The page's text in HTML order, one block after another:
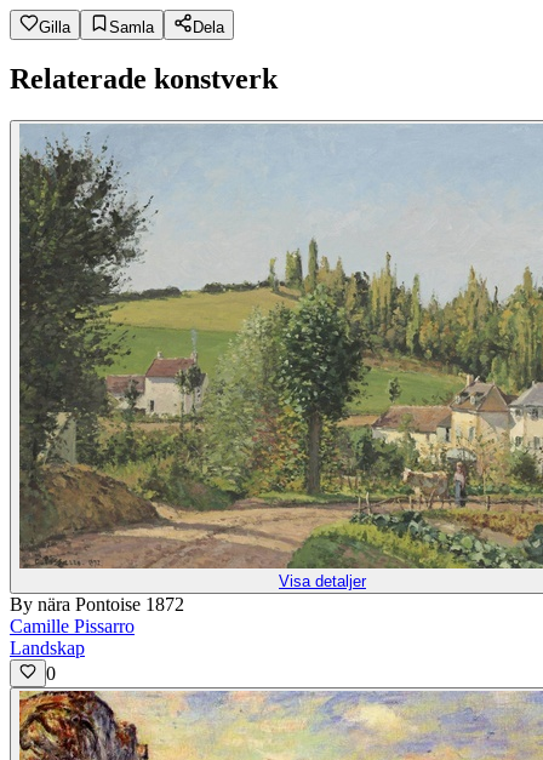
Gilla Samla Dela
Relaterade konstverk
Visa detaljer
By nära Pontoise 1872
Camille Pissarro
Landskap
0